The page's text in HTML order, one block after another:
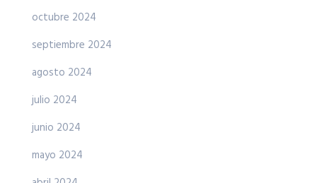
octubre 2024
septiembre 2024
agosto 2024
julio 2024
junio 2024
mayo 2024